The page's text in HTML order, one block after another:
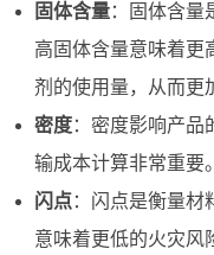
固体含量：固体含量
高固体含量意味着更
剂的使用量，从而更
密度：密度影响产品
输成本计算非常重要。
闪点：闪点是衡量材
意味着更低的火灾风